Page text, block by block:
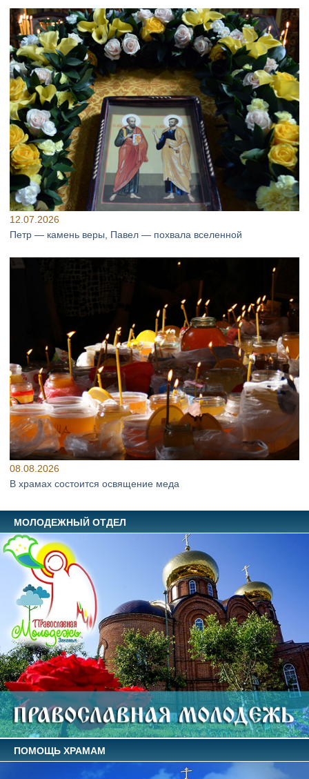
12.07.2026
Петр — камень веры, Павел — похвала вселенной
08.08.2026
В храмах состоится освящение меда
МОЛОДЕЖНЫЙ ОТДЕЛ
ПОМОЩЬ ХРАМАМ